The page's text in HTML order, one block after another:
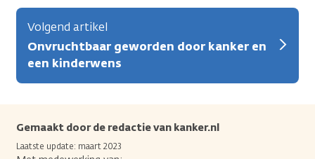
Volgend artikel
Onvruchtbaar geworden door kanker en
een kinderwens
Gemaakt door de redactie van kanker.nl
Laatste update: maart 2023